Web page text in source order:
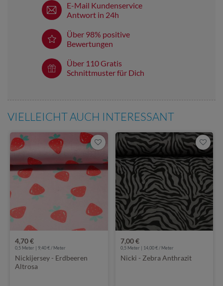
E-Mail Kundenservice
Antwort in 24h
Über 98% positive
Bewertungen
Über 110 Gratis
Schnittmuster für Dich
VIELLEICHT AUCH INTERESSANT
4,70 €
0,5 Meter | 9,40 € / Meter
Nickijersey - Erdbeeren
Altrosa
7,00 €
0,5 Meter | 14,00 € / Meter
Nicki - Zebra Anthrazit